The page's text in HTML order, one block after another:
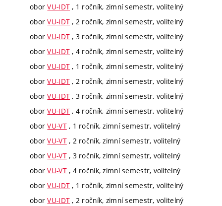
oborVU-IDT , 1 ročník, zimní semestr, volitelný
oborVU-IDT , 2 ročník, zimní semestr, volitelný
oborVU-IDT , 3 ročník, zimní semestr, volitelný
oborVU-IDT , 4 ročník, zimní semestr, volitelný
oborVU-IDT , 1 ročník, zimní semestr, volitelný
oborVU-IDT , 2 ročník, zimní semestr, volitelný
oborVU-IDT , 3 ročník, zimní semestr, volitelný
oborVU-IDT , 4 ročník, zimní semestr, volitelný
oborVU-VT, 1 ročník, zimní semestr, volitelný
oborVU-VT, 2 ročník, zimní semestr, volitelný
oborVU-VT, 3 ročník, zimní semestr, volitelný
oborVU-VT, 4 ročník, zimní semestr, volitelný
oborVU-IDT , 1 ročník, zimní semestr, volitelný
oborVU-IDT , 2 ročník, zimní semestr, volitelný